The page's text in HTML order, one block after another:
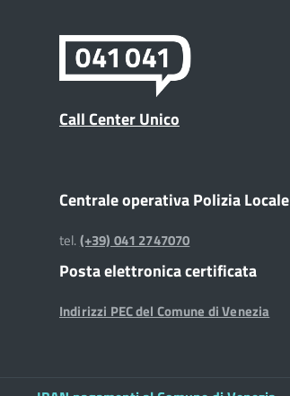
Call Center Unico
Centrale operativa Polizia Locale
tel.(+39) 041 2747070
Posta elettronica certificata
Indirizzi PEC del Comune di Venezia